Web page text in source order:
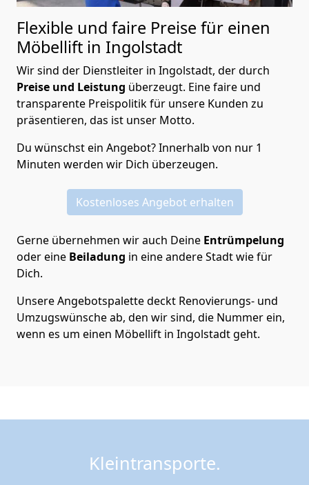
Flexible und faire Preise für einen
Möbellift in Ingolstadt
Wir sind der Dienstleiter in Ingolstadt, der durch
Preise und Leistung überzeugt. Eine faire und
transparente Preispolitik für unsere Kunden zu
präsentieren, das ist unser Motto.
Du wünschst ein Angebot? Innerhalb von nur 1
Minuten werden wir Dich überzeugen.
Kostenloses Angebot erhalten
Gerne übernehmen wir auch Deine Entrümpelung
oder eine Beiladung in eine andere Stadt wie für
Dich.
Unsere Angebotspalette deckt Renovierungs- und
Umzugswünsche ab, den wir sind, die Nummer ein,
wenn es um einen Möbellift in Ingolstadt geht.
Kleintransporte.